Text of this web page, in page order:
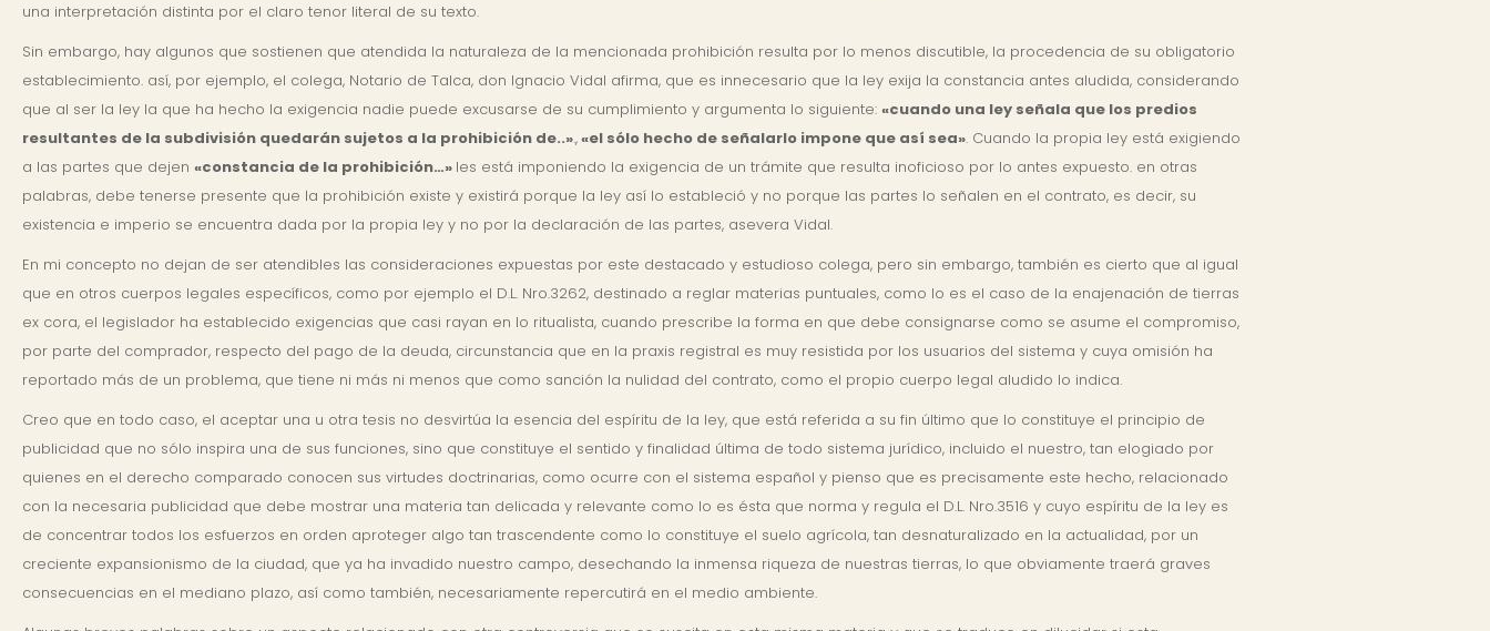
una interpretación distinta por el claro tenor literal de su texto.
Sin embargo, hay algunos que sostienen que atendida la naturaleza de la mencionada prohibición resulta por lo menos discutible, la procedencia de su obligatorio
establecimiento. así, por ejemplo, el colega, Notario de Talca, don Ignacio Vidal afirma, que es innecesario que la ley exija la constancia antes aludida, considerando
que al ser la ley la que ha hecho la exigencia nadie puede excusarse de su cumplimiento y argumenta lo siguiente: «cuando una ley señala que los predios
resultantes de la subdivisión quedarán sujetos a la prohibición de..».,«el sólo hecho de señalarlo impone que así sea». Cuando la propia ley está exigiendo
a las partes que dejen «constancia de la prohibición…» les está imponiendo la exigencia de un trámite que resulta inoficioso por lo antes expuesto. en otras
palabras, debe tenerse presente que la prohibición existe y existirá porque la ley así lo estableció y no porque las partes lo señalen en el contrato, es decir, su
existencia e imperio se encuentra dada por la propia ley y no por la declaración de las partes, asevera Vidal.
En mi concepto no dejan de ser atendibles las consideraciones expuestas por este destacado y estudioso colega, pero sin embargo, también es cierto que al igual
que en otros cuerpos legales específicos, como por ejemplo el D.L. Nro.3262, destinado a reglar materias puntuales, como lo es el caso de la enajenación de tierras
ex cora, el legislador ha establecido exigencias que casi rayan en lo ritualista, cuando prescribe la forma en que debe consignarse como se asume el compromiso,
por parte del comprador, respecto del pago de la deuda, circunstancia que en la praxis registral es muy resistida por los usuarios del sistema y cuya omisión ha
reportado más de un problema, que tiene ni más ni menos que como sanción la nulidad del contrato, como el propio cuerpo legal aludido lo indica.
Creo que en todo caso, el aceptar una u otra tesis no desvirtúa la esencia del espíritu de la ley, que está referida a su fin último que lo constituye el principio de
publicidad que no sólo inspira una de sus funciones, sino que constituye el sentido y finalidad última de todo sistema jurídico, incluido el nuestro, tan elogiado por
quienes en el derecho comparado conocen sus virtudes doctrinarias, como ocurre con el sistema español y pienso que es precisamente este hecho, relacionado
con la necesaria publicidad que debe mostrar una materia tan delicada y relevante como lo es ésta que norma y regula el D.L. Nro.3516 y cuyo espíritu de la ley es
de concentrar todos los esfuerzos en orden aproteger algo tan trascendente como lo constituye el suelo agrícola, tan desnaturalizado en la actualidad, por un
creciente expansionismo de la ciudad, que ya ha invadido nuestro campo, desechando la inmensa riqueza de nuestras tierras, lo que obviamente traerá graves
consecuencias en el mediano plazo, así como también, necesariamente repercutirá en el medio ambiente.